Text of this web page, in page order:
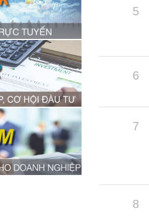
5
6
7
8